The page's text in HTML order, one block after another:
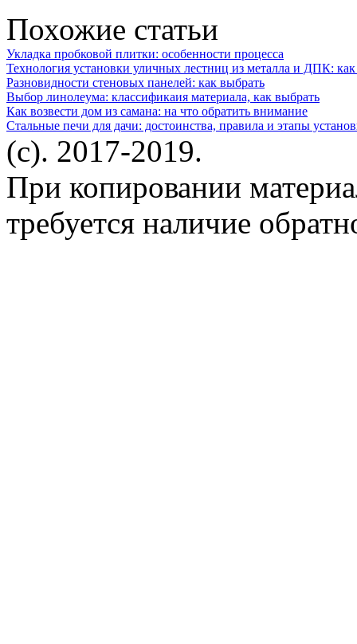
Похожие статьи
Укладка пробковой плитки: особенности процесса
Технология установки уличных лестниц из металла и ДПК: как
Разновидности стеновых панелей: как выбрать
Выбор линолеума: классификаия материала, как выбрать
Как возвести дом из самана: на что обратить внимание
Стальные печи для дачи: достоинства, правила и этапы
(c). 2017-2019.
При копировании
требуется наличие